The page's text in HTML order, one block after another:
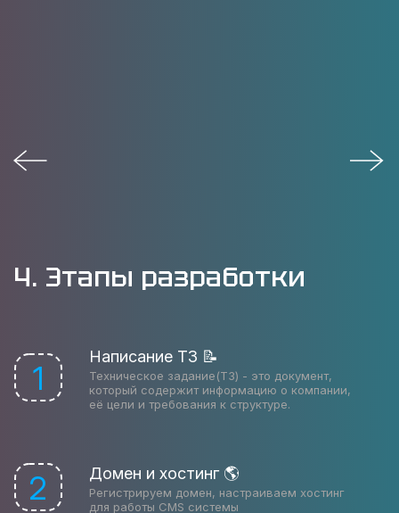
4. Этапы разработки
1
Написание ТЗ 📝
Техническое задание(ТЗ) - это документ,
который содержит информацию о компании,
её цели и требования к структуре.
2 Домен и хостинг 🌎
Регистрируем домен, настраиваем хостинг
для работы CMS системы